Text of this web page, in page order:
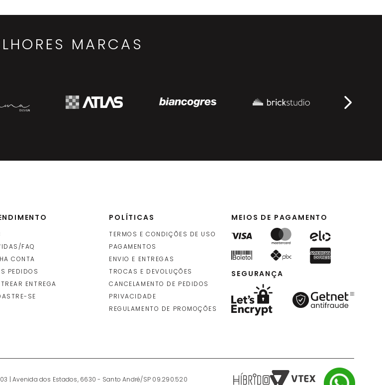
MARCAS
FAQ
CONTA
PEDIDOS
ENTREGA
SE
POLÍTICAS
TERMOS E CONDIÇÕES DE USO
PAGAMENTOS
ENVIO E ENTREGAS
TROCAS E DEVOLUÇÕES
CANCELAMENTO DE PEDIDOS
PRIVACIDADE
REGULAMENTO DE PROMOÇÕES
MEIOS DE PAGAMENTO
SEGURANÇA
03 | Avenida dos Estados, 6630 - Santo André/SP 09.290.520